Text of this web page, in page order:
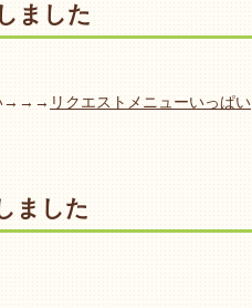
ました
→→→ リクエストメニューいっぱい
ました